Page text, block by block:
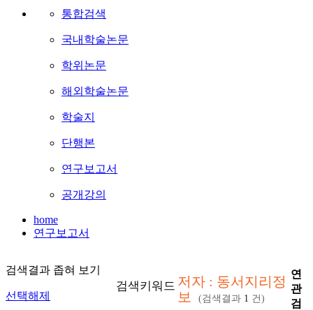
통합검색
국내학술논문
학위논문
해외학술논문
학술지
단행본
연구보고서
공개강의
home
연구보고서
검색결과 좁혀 보기
선택해제
검색키워드 저자 : 동서지리정
보
(검색결과 1 건)
연
관
검